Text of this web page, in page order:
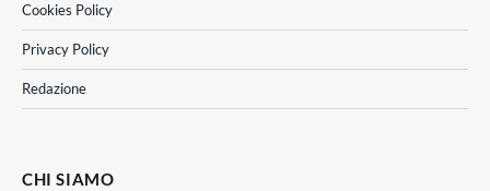
Cookies Policy
Privacy Policy
Redazione
CHI SIAMO